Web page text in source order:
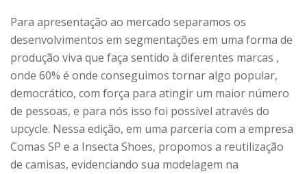
Para apresentação ao mercado separamos os
desenvolvimentos em segmentações em uma forma de
produção viva que faça sentido à diferentes marcas ,
onde 60% é onde conseguimos tornar algo popular,
democrático, com força para atingir um maior número
de pessoas, e para nós isso foi possível através do
upcycle. Nessa edição, em uma parceria com a empresa
Comas SP e a Insecta Shoes, propomos a reutilização
de camisas, evidenciando sua modelagem na